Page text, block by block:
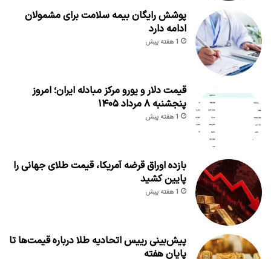
پوشش رایگان بیمه سلامت برای مشمولان
ادامه دارد
1 هفته پیش
قیمت دلار و یورو مرکز مبادله ایران؛ امروز
پنجشنبه ۸ مرداد ۱۴۰۵
1 هفته پیش
بازده اوراق قرضه آمریکا، قیمت طلای جهانی را
پایین کشید
1 هفته پیش
پیش‌بینی رییس اتحادیه طلا درباره قیمت‌ها تا
پایان هفته